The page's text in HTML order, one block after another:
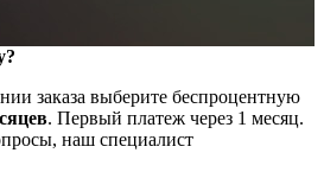
заказа выберите беспроцентную
. Первый платеж через 1 месяц.
наш специалист